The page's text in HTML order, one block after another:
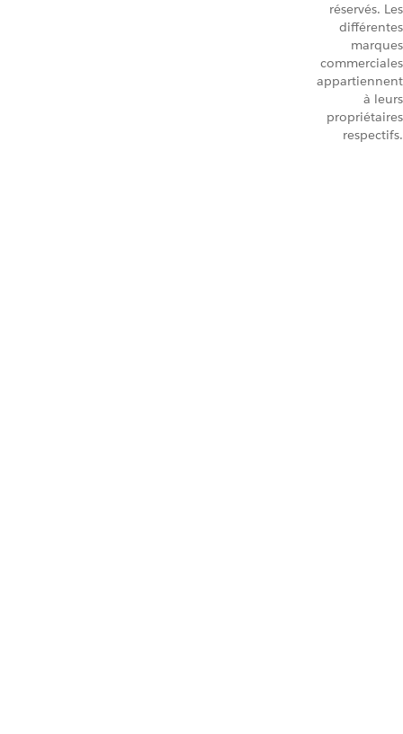
réservés. Les
différentes
marques
commerciales
appartiennent
à leurs
propriétaires
respectifs.